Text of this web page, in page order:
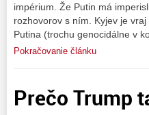
impérium. Že Putin má
rozhovorov s ním. Kyjev je
Putina (trochu genocidálne v
Pokračovanie článku
Prečo Trump